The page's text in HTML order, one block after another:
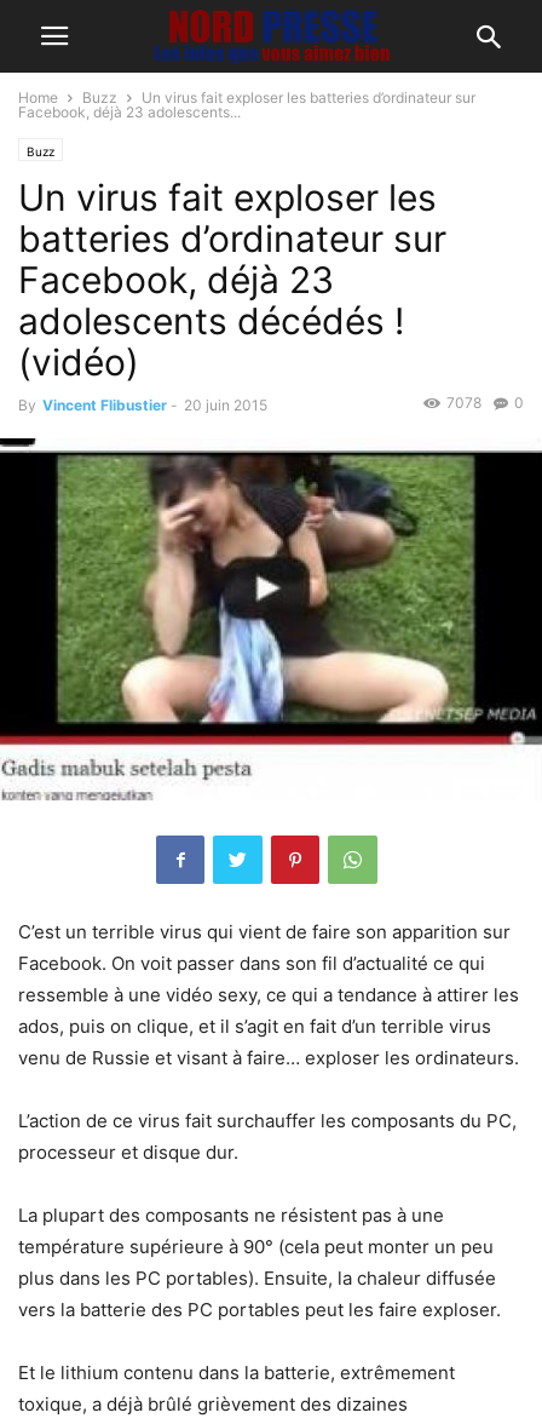
Home Buzz
Un virus fait exploser les batteries d’ordinateur sur
Facebook, déjà 23 adolescents...
Buzz
Un virus fait exploser les
batteries d’ordinateur sur
Facebook, déjà 23
adolescents décédés !
(vidéo)
By Vincent Flibustier - 20 juin 2015 0
7078
C’est un terrible virus qui vient de faire son apparition sur
Facebook. On voit passer dans son fil d’actualité ce qui
ressemble à une vidéo sexy, ce qui a tendance à attirer les
ados, puis on clique, et il s’agit en fait d’un terrible virus
venu de Russie et visant à faire… exploser les ordinateurs.
L’action de ce virus fait surchauffer les composants du PC,
processeur et disque dur.
La plupart des composants ne résistent pas à une
température supérieure à 90° (cela peut monter un peu
plus dans les PC portables). Ensuite, la chaleur diffusée
vers la batterie des PC portables peut les faire exploser.
Et le lithium contenu dans la batterie, extrêmement
toxique, a déjà brûlé grièvement des dizaines